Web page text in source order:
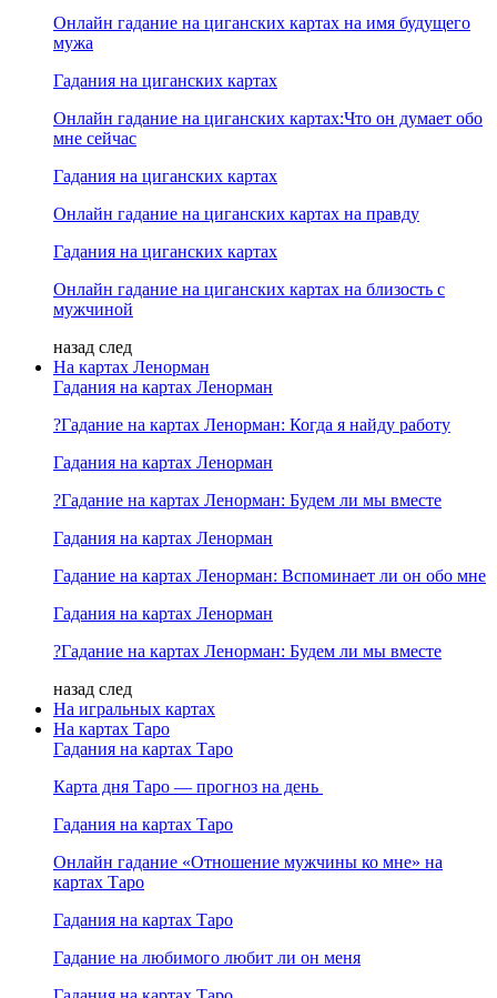
Онлайн гадание на циганских картах на имя будущего
мужа
Гадания на циганских картах
Онлайн гадание на циганских картах:Что он думает обо
мне сейчас
Гадания на циганских картах
Онлайн гадание на циганских картах на правду
Гадания на циганских картах
Онлайн гадание на циганских картах на близость с
мужчиной
назад след
На картах Ленорман
Гадания на картах Ленорман
?Гадание на картах Ленорман: Когда я найду работу
Гадания на картах Ленорман
?Гадание на картах Ленорман: Будем ли мы вместе
Гадания на картах Ленорман
Гадание на картах Ленорман: Вспоминает ли он обо мне
Гадания на картах Ленорман
?Гадание на картах Ленорман: Будем ли мы вместе
назад след
На игральных картах
На картах Таро
Гадания на картах Таро
Карта дня Таро — прогноз на день
Гадания на картах Таро
Онлайн гадание «Отношение мужчины ко мне» на
картах Таро
Гадания на картах Таро
Гадание на любимого любит ли он меня